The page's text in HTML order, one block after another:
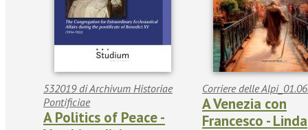
532019 di Archivum Historiae
Pontificiae
A Politics of Peace -
Corriere delle
A Venezia con
Francesco - Linda